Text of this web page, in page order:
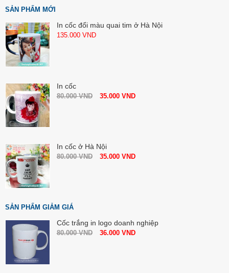
SẢN PHẨM MỚI
In cốc đổi màu quai tim ở Hà Nội
135.000 VND
In cốc
80.000VND 35.000 VND
In cốc ở Hà Nội
80.000VND 35.000 VND
SẢN PHẨM GIẢM GIÁ
Cốc trắng in logo doanh nghiệp
80.000VND 36.000 VND